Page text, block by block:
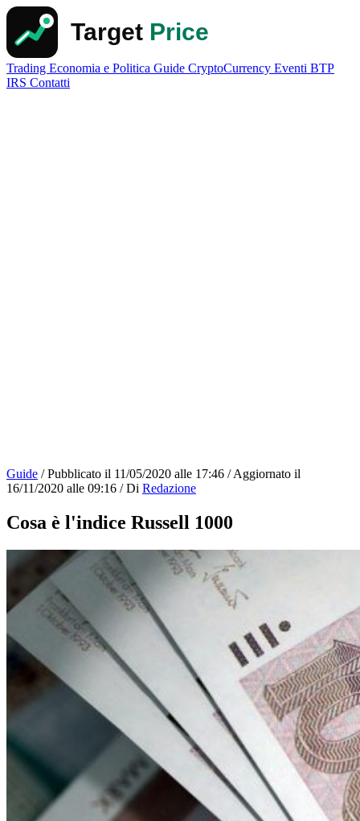
Trading Economia e Politica Guide CryptoCurrency Eventi BTP
IRS Contatti
Guide / Pubblicato il 11/05/2020 alle 17:46 / Aggiornato il
16/11/2020 alle 09:16 / Di Redazione
Cosa è l'indice Russell 1000